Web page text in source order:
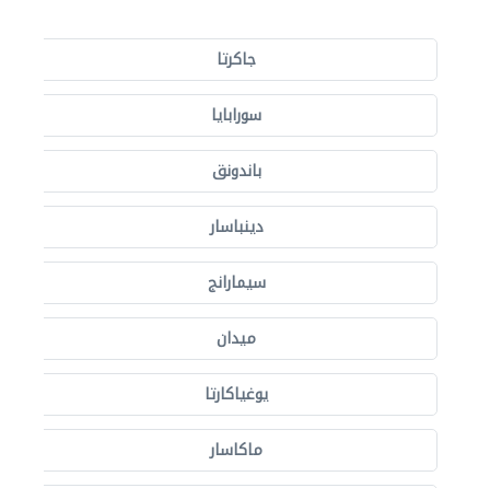
جاكرتا
سورابايا
باندونق
دينباسار
سيمارانج
ميدان
يوغياكارتا
ماكاسار